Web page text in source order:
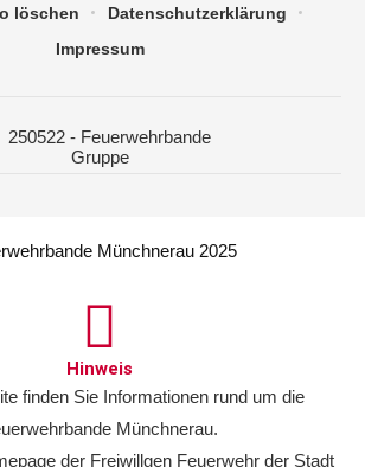
löschen
Datenschutzerklärung
Impressum
Münchnerau 2025
Hinweis
finden Sie Informationen rund um die
Münchnerau.
der Freiwillgen Feuerwehr der Stadt